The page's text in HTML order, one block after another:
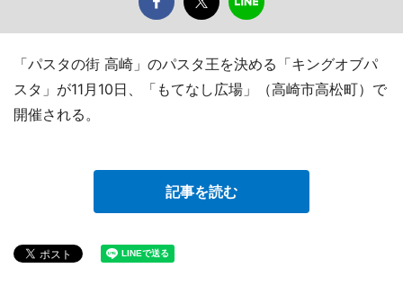
「パスタの街 高崎」のパスタ王を決める「キングオブパ
スタ」が11月10日、「もてなし広場」（高崎市高松町）で
開催される。
記事を読む